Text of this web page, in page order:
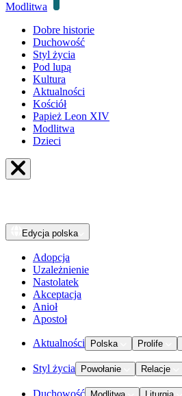
Modlitwa
Dobre historie
Duchowość
Styl życia
Pod lupą
Kultura
Aktualności
Kościół
Papież Leon XIV
Modlitwa
Dzieci
Edycja polska
Adopcja
Uzależnienie
Nastolatek
Akceptacja
Anioł
Apostoł
Aktualności Polska Prolife
Styl życia Powołanie Relacje
Duchowość